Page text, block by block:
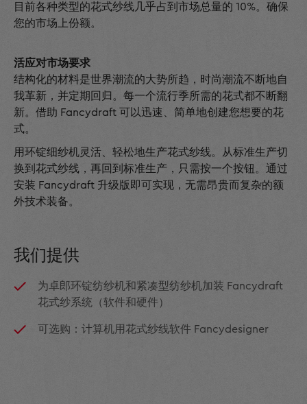
目前各种类型的花式纱线几乎占到市场总量的 10%。确保
您的市场上份额。
活应对市场要求
结构化的材料是世界潮流的大势所趋，时尚潮流不断地自
我革新，并定期回归。每一个流行季所需的花式都不断翻
新。借助 Fancydraft 可以迅速、简单地创建您想要的花
式。
用环锭细纱机灵活、轻松地生产花式纱线。从标准生产切
换到花式纱线，再回到标准生产，只需按一个按钮。通过
安装 Fancydraft 升级版即可实现，无需昂贵而复杂的额
外技术装备。
我们提供
为卓郎环锭纺纱机和紧凑型纺纱机加装 Fancydraft
花式纱系统（软件和硬件）
可选购：计算机用花式纱线软件 Fancydesigner